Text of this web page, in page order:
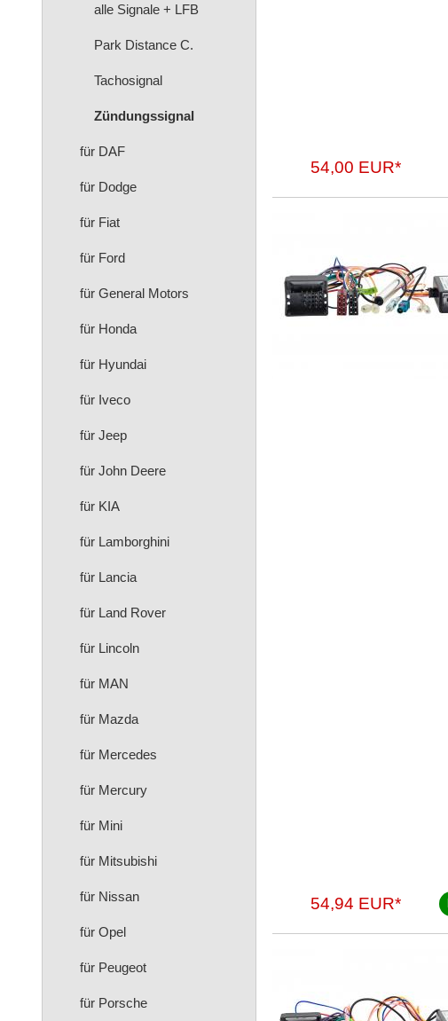
alle Signale + LFB
Park Distance C.
Tachosignal
Zündungssignal
für DAF
für Dodge
für Fiat
für Ford
für General Motors
für Honda
für Hyundai
für Iveco
für Jeep
für John Deere
für KIA
für Lamborghini
für Lancia
für Land Rover
für Lincoln
für MAN
für Mazda
für Mercedes
für Mercury
für Mini
für Mitsubishi
für Nissan
für Opel
für Peugeot
für Porsche
54,00 EUR*
54,94 EUR*